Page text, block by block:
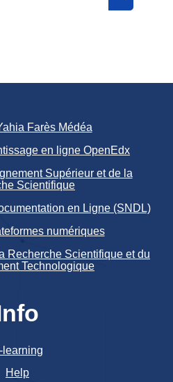
Farès Médéa
en ligne OpenEdx
Supérieur et de la
Scientifique
en Ligne (SNDL)
numériques
Recherche Scientifique et du
Technologique
learning
Help